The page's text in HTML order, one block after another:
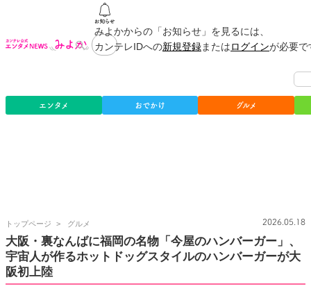
みよかからの「お知らせ」を見るには、
カンテレIDへの新規登録またはログインが必要
エンタメ おでかけ グルメ
トップページ
テ
レ
式
グルメ 2026.05.18
大阪・裏なんばに福岡の名物「今屋のハンバーガー」、
宇宙人が作るホットドッグスタイルのハンバーガーが大
阪初上陸